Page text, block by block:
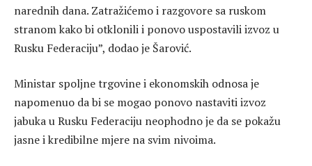
narednih dana. Zatražićemo i razgovore sa ruskom
stranom kako bi otklonili i ponovo uspostavili izvoz u
Rusku Federaciju”, dodao je Šarović.
Ministar spoljne trgovine i ekonomskih odnosa je
napomenuo da bi se mogao ponovo nastaviti izvoz
jabuka u Rusku Federaciju neophodno je da se pokažu
jasne i kredibilne mjere na svim nivoima.